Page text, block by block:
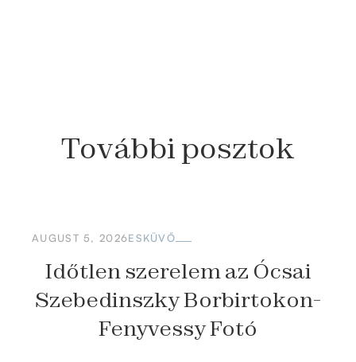
További posztok
AUGUST 5, 2026ESKÜVŐ
Időtlen szerelem az Ócsai
Szebedinszky Borbirtokon-
Fenyvessy Fotó